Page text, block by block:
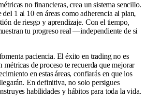
no financieras, crea un sistema sencillo.
del 1 al 10 en áreas como adherencia al plan,
de riesgo y aprendizaje. Con el tiempo,
tu progreso real —independiente de si
paciencia. El éxito en trading no es
métricas de proceso te recuerda que mejorar
en estas áreas, confiarás en que los
En definitiva, no solo persigues
habilidades y hábitos para toda la vida.